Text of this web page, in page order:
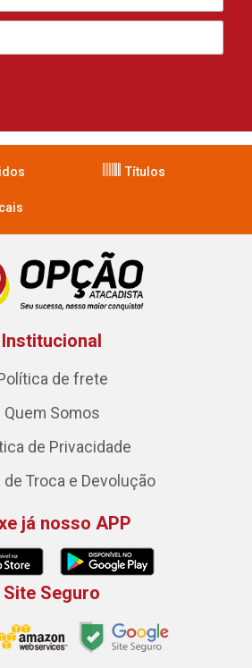
Títulos
Institucional
de frete
Quem Somos
de Privacidade
de Troca e Devolução
já nosso APP
Site Seguro